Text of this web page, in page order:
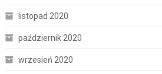
listopad 2020
październik 2020
wrzesień 2020